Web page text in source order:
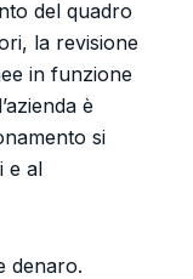
del quadro
la revisione
in funzione
è
si
e al
denaro.